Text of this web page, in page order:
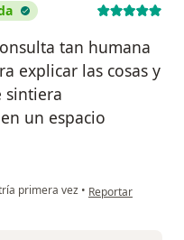
tan humana
explicar las cosas y
sintiera
un espacio
primera vez • en opinión del
Reportar